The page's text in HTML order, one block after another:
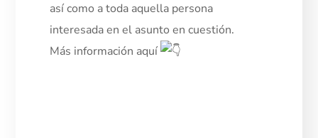
así como a toda aquella persona
interesada en el asunto en cuestión.
Más información aquí